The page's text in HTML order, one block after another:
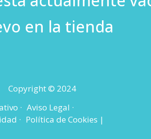
en la tienda
Copyright © 2024
· Aviso Legal ·
· Política de Cookies |